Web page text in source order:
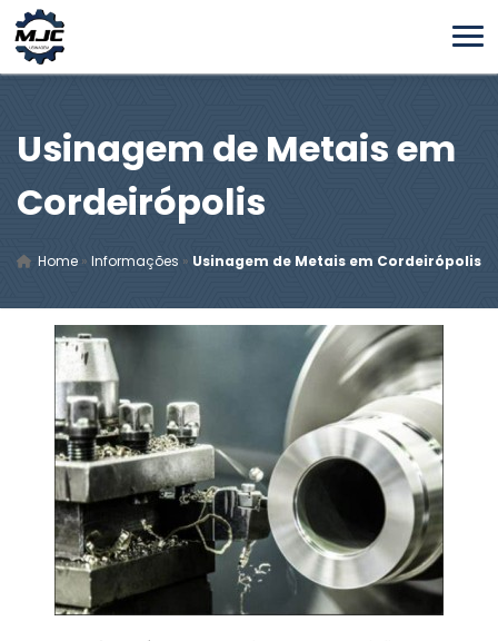
Usinagem de Metais em
Cordeirópolis
Home » Informações » Usinagem de Metais em Cordeirópolis